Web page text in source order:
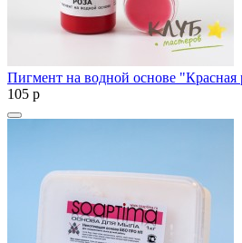
Пигмент на водной основе "Красная
105 p